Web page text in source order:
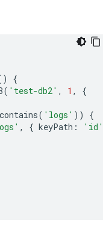
{
( 'test-db2' , 1 ,
{
contains( 'logs' ))
{
, { keyPath :
'id'